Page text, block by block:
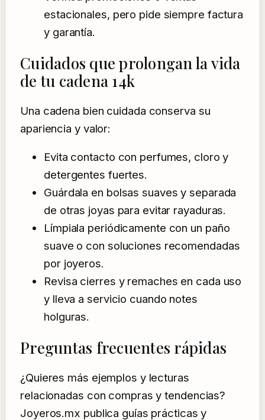
estacionales, pero pide siempre factura
y garantía.
Cuidados que prolongan la vida
de tu cadena 14k
Una cadena bien cuidada conserva su
apariencia y valor:
Evita contacto con perfumes, cloro y
detergentes fuertes.
Guárdala en bolsas suaves y separada
de otras joyas para evitar rayaduras.
Límpiala periódicamente con un paño
suave o con soluciones recomendadas
por joyeros.
Revisa cierres y remaches en cada uso
y lleva a servicio cuando notes
holguras.
Preguntas frecuentes rápidas
¿Quieres más ejemplos y lecturas
relacionadas con compras y tendencias?
Joyeros.mx publica guías prácticas y